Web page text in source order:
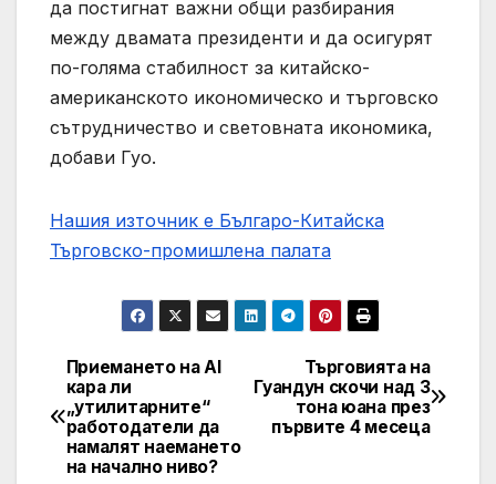
да постигнат важни общи разбирания
между двамата президенти и да осигурят
по-голяма стабилност за китайско-
американското икономическо и търговско
сътрудничество и световната икономика,
добави Гуо.
Нашия източник е Българо-Китайска
Търговско-промишлена палaта
Post
navigation
Търговията на
Гуандун скочи над 3
тона юана през
първите 4 месеца
Приемането на AI
кара ли
„утилитарните“
работодатели да
намалят наемането
на начално ниво?